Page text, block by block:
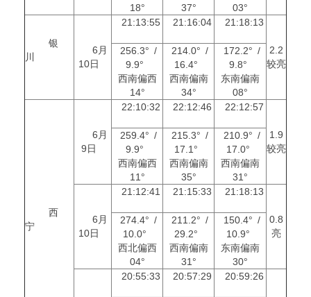
18°
37°
03°
银
川
6月
10日
21:13:55 21:16:04 21:18:13
2.2
较亮
256.3° /
9.9°
西南偏西
14°
214.0° /
16.4°
西南偏南
34°
172.2° /
9.8°
东南偏南
08°
西
宁
6月
9日
22:10:32 22:12:46 22:12:57
1.9
较亮
259.4° /
9.9°
西南偏西
11°
215.3° /
17.1°
西南偏南
35°
210.9° /
17.0°
西南偏南
31°
6月
10日
21:12:41 21:15:33 21:18:13
0.8
亮
274.4° /
10.0°
西北偏西
04°
211.2° /
29.2°
西南偏南
31°
150.4° /
10.9°
东南偏南
30°
20:55:33 20:57:29 20:59:26